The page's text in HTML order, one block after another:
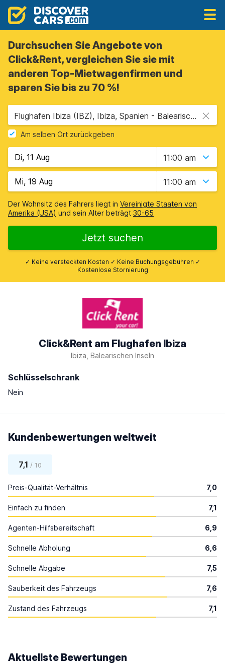
Durchsuchen Sie Angebote von
Click&Rent, vergleichen Sie sie mit
anderen Top-Mietwagenfirmen und
sparen Sie bis zu 70 %!
Flughafen Ibiza (IBZ), Ibiza, Spanien - Balearische Inseln
Am selben Ort zurückgeben
11:00 am
11:00 am
Der Wohnsitz des Fahrers liegt in Vereinigte Staaten von
Amerika (USA) und sein Alter beträgt 30-65
Jetzt suchen
✓ Keine versteckten Kosten ✓ Keine Buchungsgebühren ✓
Kostenlose Stornierung
Click&Rent am Flughafen Ibiza
Ibiza, Balearischen Inseln
Schlüsselschrank
Nein
Kundenbewertungen weltweit
7,1 / 10
Preis-Qualität-Verhältnis 7,0
Einfach zu finden 7,1
Agenten-Hilfsbereitschaft 6,9
Schnelle Abholung 6,6
Schnelle Abgabe 7,5
Sauberkeit des Fahrzeugs 7,6
Zustand des Fahrzeugs 7,1
Aktuellste Bewertungen